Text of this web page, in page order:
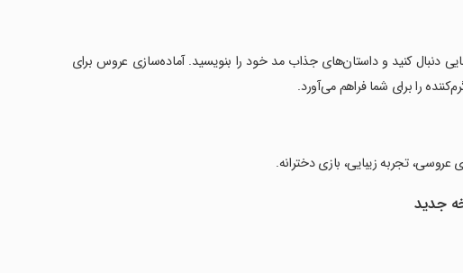
دنبال کنید و داستان‌های جذاب مد خود را بنویسید. آماده‌سازی عروس برای
را برای شما فراهم می‌آورد.
تجربه زیبایی، بازی دخترانه.